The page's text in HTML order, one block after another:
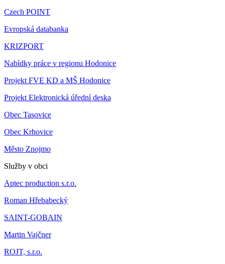
Czech POINT
Evropská databanka
KRIZPORT
Nabídky práce v regionu Hodonice
Projekt FVE KD a MŠ Hodonice
Projekt Elektronická úřední deska
Obec Tasovice
Obec Krhovice
Město Znojmo
Služby v obci
Aptec production s.r.o.
Roman Hřebabecký
SAINT-GOBAIN
Martin Vajčner
ROJT, s.r.o.